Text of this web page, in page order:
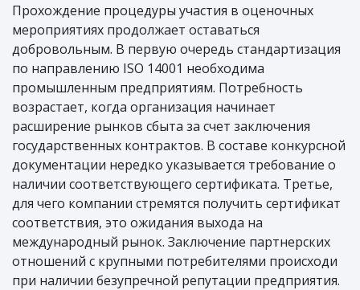
Прохождение процедуры участия в оценочных
мероприятиях продолжает оставаться
добровольным. В первую очередь стандартизация
по направлению ISO 14001 необходима
промышленным предприятиям. Потребность
возрастает, когда организация начинает
расширение рынков сбыта за счет заключения
государственных контрактов. В составе конкурсной
документации нередко указывается требование о
наличии соответствующего сертификата. Третье,
для чего компании стремятся получить сертификат
соответствия, это ожидания выхода на
международный рынок. Заключение партнерских
отношений с крупными потребителями происходи
при наличии безупречной репутации предприятия.